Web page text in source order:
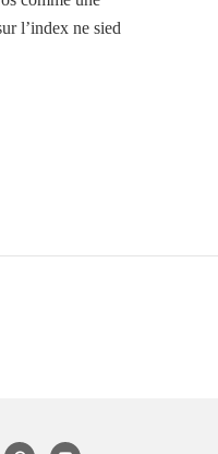
l’index ne sied